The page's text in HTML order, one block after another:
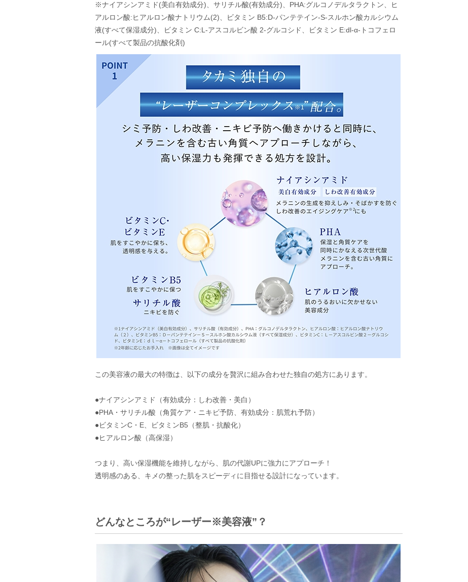
※ナイアシンアミド(美白有効成分)、サリチル酸(有効成分)、PHA:グルコノデルタラクトン、ヒ
アルロン酸:ヒアルロン酸ナトリウム(2)、ビタミン B5:D-パンテテイン-S-スルホン酸カルシウム
液(すべて保湿成分)、ビタミン C:L-アスコルビン酸 2-グルコシド、ビタミン E:dl-α-トコフェロ
ール(すべて製品の抗酸化剤)
この美容液の最大の特徴は、以下の成分を贅沢に組み合わせた独自の処方にあります。
●ナイアシンアミド（有効成分：しわ改善・美白）
●PHA・サリチル酸（角質ケア・ニキビ予防、有効成分：肌荒れ予防）
●ビタミンC・E、ビタミンB5（整肌・抗酸化）
●ヒアルロン酸（高保湿）
つまり、高い保湿機能を維持しながら、肌の代謝UPに強力にアプローチ！
透明感のある、キメの整った肌をスピーディに目指せる設計になっています。
どんなところが“レーザー※美容液”？